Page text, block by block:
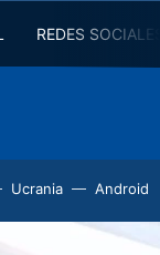
REDES
Ucrania Android